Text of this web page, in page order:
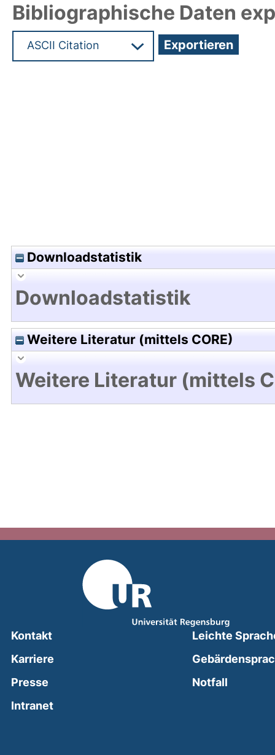
Bibliographische Daten
Downloadstatistik
Downloadstatistik
Weitere Literatur (mittels CORE)
Weitere Literatur (mittels
Kontakt
Karriere
Presse
Intranet(external link, opens in a new window)
Leichte
Notfall